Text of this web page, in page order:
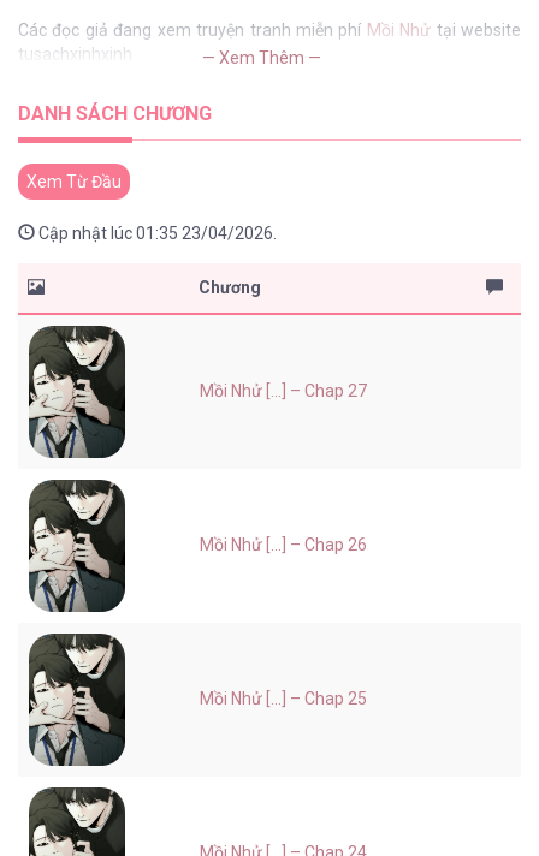
Các đọc giả đang xem truyện tranh miễn phí Mồi Nhử tại website
tusachxinhxinh
— Xem Thêm —
DANH SÁCH CHƯƠNG
Xem Từ Đầu
Cập nhật lúc 01:35 23/04/2026.
Chương
Mồi Nhử [...] – Chap 27
Mồi Nhử [...] – Chap 26
Mồi Nhử [...] – Chap 25